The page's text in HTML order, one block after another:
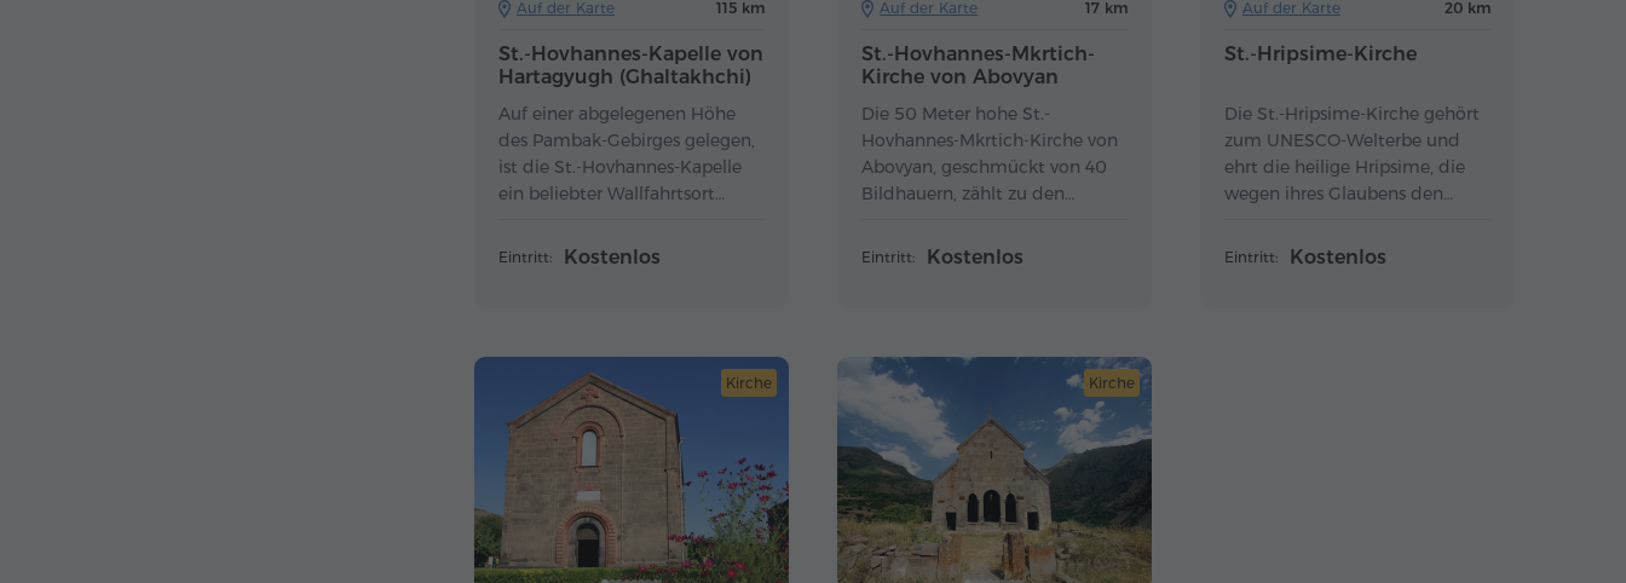
Auf der Karte 115 km
St.-Hovhannes-Kapelle von
Hartagyugh (Ghaltakhchi)
Auf einer abgelegenen Höhe
des Pambak-Gebirges gelegen,
ist die St.-Hovhannes-Kapelle
ein beliebter Wallfahrtsort
Eintritt: Kostenlos
Auf der Karte 17 km
St.-Hovhannes-Mkrtich-
Kirche von Abovyan
Die 50 Meter hohe St.-
Hovhannes-Mkrtich-Kirche von
Abovyan, geschmückt von 40
Bildhauern, zählt zu den
Armeniens.
Eintritt: Kostenlos
Auf der Karte 20 km
St.-Hripsime-Kirche
Die St.-Hripsime-Kirche gehört
zum UNESCO-Welterbe und
ehrt die heilige Hripsime, die
wegen ihres Glaubens den
Eintritt: Kostenlos
Kirche Kirche